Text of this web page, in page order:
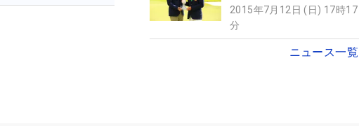
花を添える
2015年7月12日 (日) 17時17
分
ニュース一覧